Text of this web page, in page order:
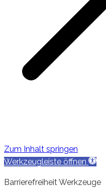
Zum Inhalt springen
Werkzeugleiste öffnen
Barrierefreiheit Werkzeuge